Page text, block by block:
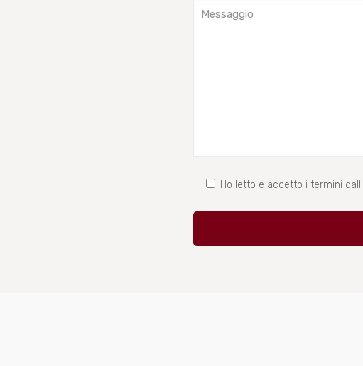
Ho letto e accetto i termini dall'